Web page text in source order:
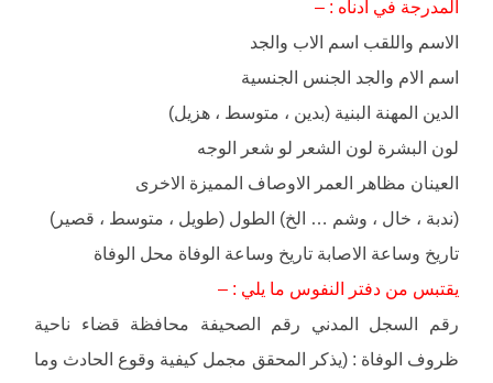
المدرجة في أدناه : –
الاسم واللقب اسم الاب والجد
اسم الام والجد الجنس الجنسية
الدين المهنة البنية (بدين ، متوسط ، هزيل)
لون البشرة لون الشعر لو شعر الوجه
العينان مظاهر العمر الاوصاف المميزة الاخرى
(ندبة ، خال ، وشم … الخ) الطول (طويل ، متوسط ، قصير)
تاريخ وساعة الاصابة تاريخ وساعة الوفاة محل الوفاة
يقتبس من دفتر النفوس ما يلي : –
رقم السجل المدني رقم الصحيفة محافظة قضاء ناحية
ظروف الوفاة : (يذكر المحقق مجمل كيفية وقوع الحادث وما